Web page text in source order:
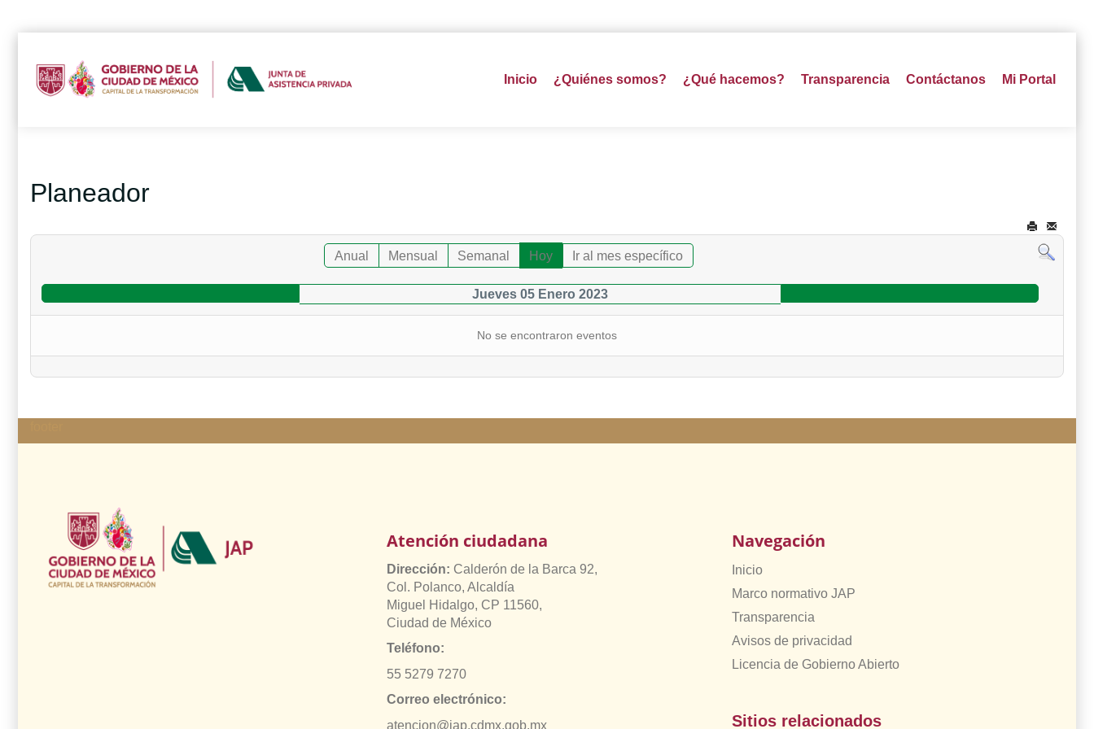
Inicio ¿Quiénes somos? ¿Qué hacemos? Transparencia Contáctanos Mi Portal
Planeador
Anual Mensual Semanal Hoy Ir al mes específico
Jueves 05 Enero 2023
No se encontraron eventos
Atención ciudadana
Dirección: Calderón de la Barca 92,
Col. Polanco, Alcaldía
Miguel Hidalgo, CP 11560,
Ciudad de México
Teléfono:
55 5279 7270
Correo electrónico:
atencion@jap.cdmx.gob.mx
Navegación
Inicio
Marco normativo JAP
Transparencia
Avisos de privacidad
Licencia de Gobierno Abierto
Sitios relacionados